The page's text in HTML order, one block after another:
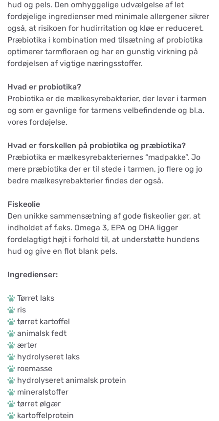
hud og pels. Den omhyggelige udvælgelse af let
fordøjelige ingredienser med minimale allergener sikrer
også, at risikoen for hudirritation og kløe er reduceret.
Præbiotika i kombination med tilsætning af probiotika
optimerer tarmfloraen og har en gunstig virkning på
fordøjelsen af vigtige næringsstoffer.
Hvad er probiotika?
Probiotika er de mælkesyrebakterier, der lever i tarmen
og som er gavnlige for tarmens velbefindende og bl.a.
vores fordøjelse.
Hvad er forskellen på probiotika og præbiotika?
Præbiotika er mælkesyrebakteriernes “madpakke”. Jo
mere præbiotika der er til stede i tarmen, jo flere og jo
bedre mælkesyrebakterier findes der også.
Fiskeolie
Den unikke sammensætning af gode fiskeolier gør, at
indholdet af f.eks. Omega 3, EPA og DHA ligger
fordelagtigt højt i forhold til, at understøtte hundens
hud og give en flot blank pels.
Ingredienser:
Tørret laks
ris
tørret kartoffel
animalsk fedt
ærter
hydrolyseret laks
roemasse
hydrolyseret animalsk protein
mineralstoffer
tørret ølgær
kartoffelprotein